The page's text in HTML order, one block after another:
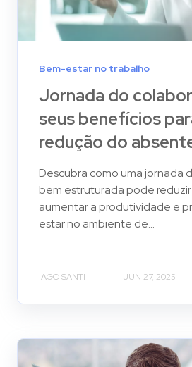
Bem-estar no trabalho
Jornada do
seus benefícios
redução do
Descubra como uma jornada
bem estruturada pode
aumentar a produtividade e
estar no ambiente de...
IAGO SANTI JUN 27, 2025